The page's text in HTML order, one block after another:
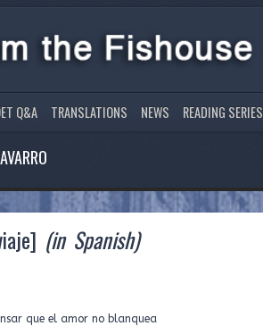
Q&A TRANSLATIONS NEWS READING SERIES
(in Spanish)
que el amor no blanquea